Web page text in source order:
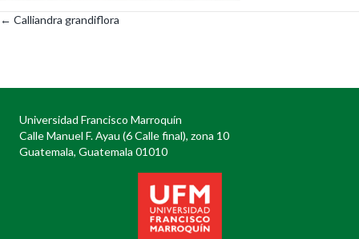
Posts
← Calliandra grandiflora
Universidad Francisco Marroquín
Calle Manuel F. Ayau (6 Calle final), zona 10
Guatemala, Guatemala 01010